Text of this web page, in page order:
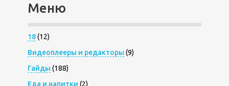
Меню
18(12)
Видеоплееры и редакторы (9)
Гайды (188)
Еда и напитки (2)